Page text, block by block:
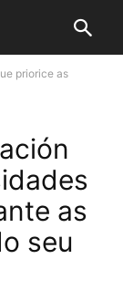
priorice as
as
seu